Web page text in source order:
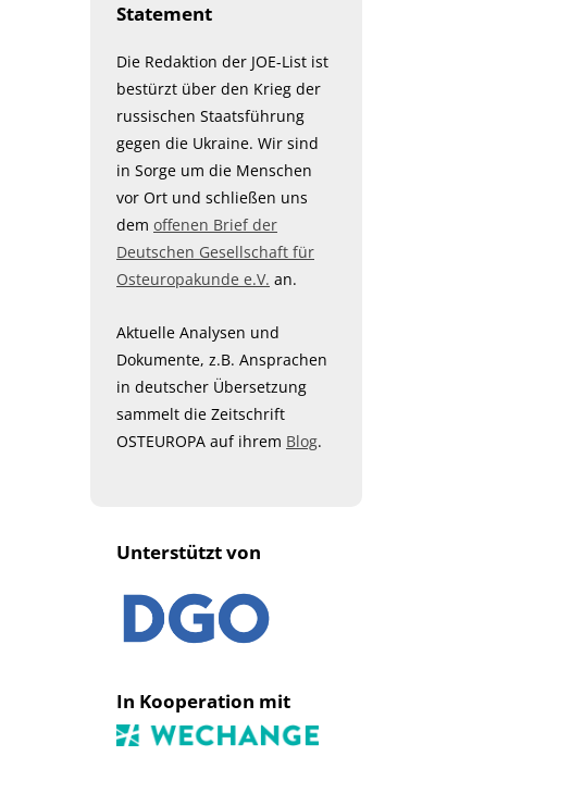
Statement
Die Redaktion der JOE-List ist
bestürzt über den Krieg der
russischen Staatsführung
gegen die Ukraine. Wir sind
in Sorge um die Menschen
vor Ort und schließen uns
dem offenen Brief der
Deutschen Gesellschaft für
Osteuropakunde e.V. an.
Aktuelle Analysen und
Dokumente, z.B. Ansprachen
in deutscher Übersetzung
sammelt die Zeitschrift
OSTEUROPA auf ihrem Blog.
Unterstützt von
In Kooperation mit